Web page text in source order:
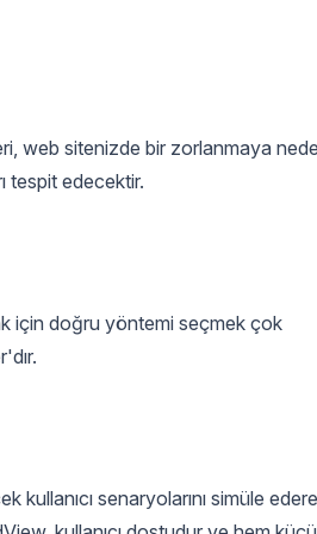
web sitenizde bir zorlanmaya
tespit edecektir.
için doğru yöntemi seçmek çok
senaryolarını simüle